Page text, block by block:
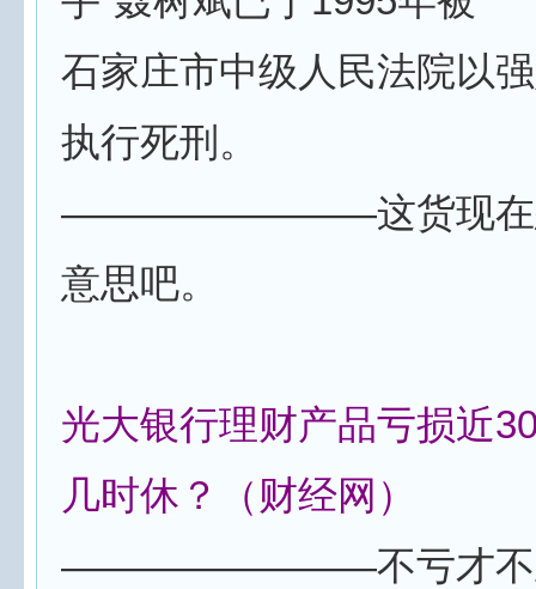
石家庄市中级人民法院以
执行死刑。
————————这货现在想
意思吧。
光大银行理财产品亏损近
几时休？（财经网）
————————不亏才不正